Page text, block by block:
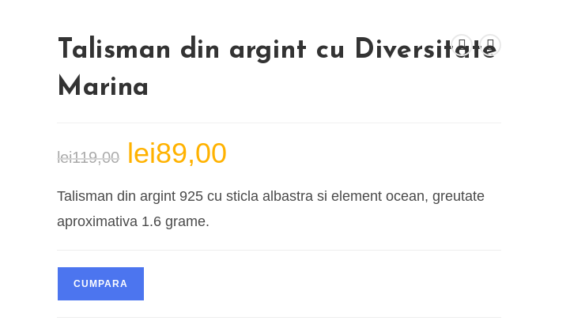
Talisman din argint cu Diversitate
Marina
lei119,00
Prețul
inițial
a
lei119,00.
lei89,00
Talisman din argint 925 cu sticla albastra si element ocean, greutate
aproximativa 1.6 grame.
CUMPARA